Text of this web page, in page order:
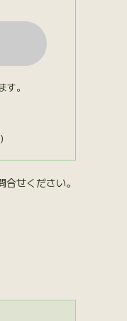
。
せください。